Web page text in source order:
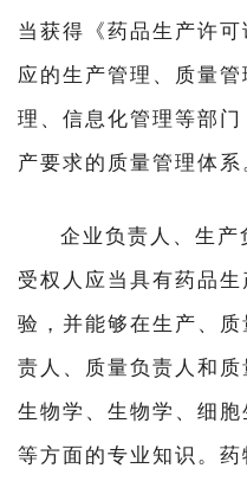
当获得《药品生产许
应的生产管理、质量
理、信息化管理等部
产要求的质量管理体系
企业负责人、生产
受权人应当具有药品
验，并能够在生产、
责人、质量负责人和
生物学、生物学、细
等方面的专业知识。